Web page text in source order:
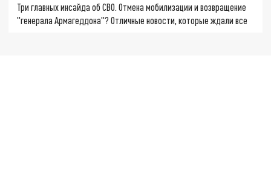
Три главных инсайда об СВО. Отмена мобилизации и возвращение
"генерала Армагеддона"? Отличные новости, которые ждали все